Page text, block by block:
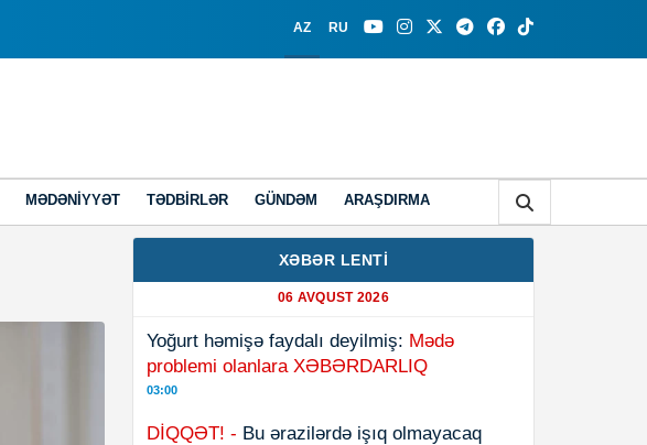
AZ RU
MƏDƏNIYYƏT TƏDBIRLƏR GÜNDƏM ARAŞDIRMA
XƏBƏR LENTİ
06 AVQUST 2026
Yoğurt həmişə faydalı deyilmiş: Mədə
problemi olanlara XƏBƏRDARLIQ
03:00
DİQQƏT! - Bu ərazilərdə işıq olmayacaq